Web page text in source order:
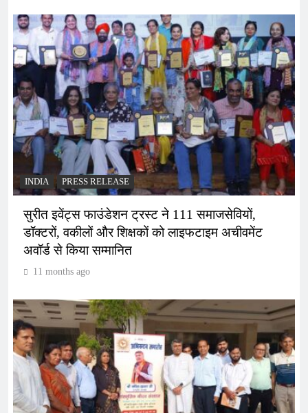
INDIA PRESS RELEASE
सुरीत इवेंट्स फाउंडेशन ट्रस्ट ने 111 समाजसेवियों,
डॉक्टरों, वकीलों और शिक्षकों को लाइफटाइम अचीवमेंट
अवॉर्ड से किया सम्मानित
11 months ago